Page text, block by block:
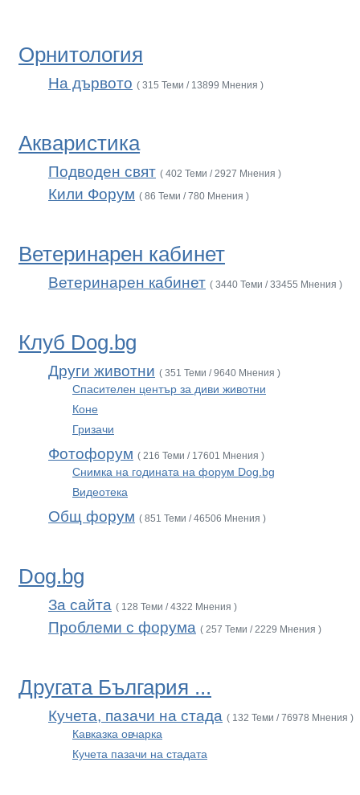
Орнитология
На дървото ( 315 Теми / 13899 Мнения )
Акваристика
Подводен свят ( 402 Теми / 2927 Мнения )
Кили Форум ( 86 Теми / 780 Мнения )
Ветеринарен кабинет
Ветеринарен кабинет ( 3440 Теми / 33455 Мнения )
Клуб Dog.bg
Други животни ( 351 Теми / 9640 Мнения )
Спасителен център за диви животни
Коне
Гризачи
Фотофорум ( 216 Теми / 17601 Мнения )
Снимка на годината на форум Dog.bg
Видеотека
Общ форум ( 851 Теми / 46506 Мнения )
Dog.bg
За сайта ( 128 Теми / 4322 Мнения )
Проблеми с форума ( 257 Теми / 2229 Мнения )
Другата България ...
Кучета, пазачи на стада ( 132 Теми / 76978 Мнения )
Кавказка овчарка
Кучета пазачи на стадата